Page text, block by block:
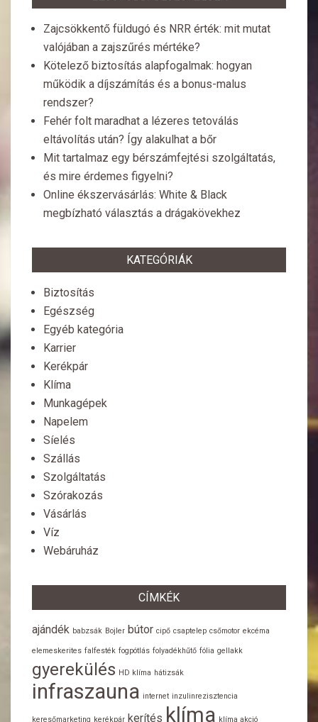
Zajcsökkentő füldugó és NRR érték: mit mutat
valójában a zajszűrés mértéke?
Kötelező biztosítás alapfogalmak: hogyan
működik a díjszámítás és a bonus-malus
rendszer?
Fehér folt maradhat a lézeres tetoválás
eltávolítás után? Így alakulhat a bőr
Mit tartalmaz egy bérszámfejtési szolgáltatás,
és mire érdemes figyelni?
Online ékszervásárlás: White & Black
megbízható választás a drágakövekhez
KATEGÓRIÁK
Biztosítás
Egészség
Egyéb kategória
Karrier
Kerékpár
Klíma
Munkagépek
Napelem
Síelés
Szállás
Szolgáltatás
Szórakozás
Vásárlás
Víz
Webáruház
CÍMKÉK
ajándék babzsák Bojler bútor cipő csaptelep csőmotor ekcéma
elemeskerites falfesték fogpótlás folyadékhűtő fólia gellakk
gyerekülés HD klíma hátizsák
infraszauna internet inzulinrezisztencia
keresőmarketing kerékpár kerítés klíma klíma akció